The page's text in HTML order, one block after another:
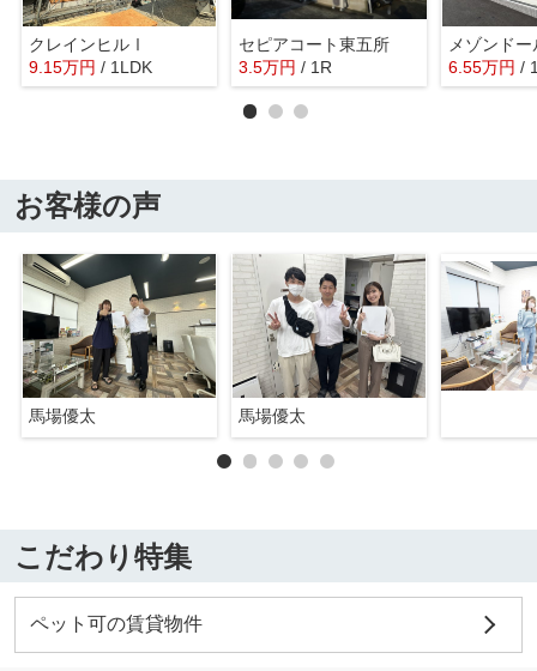
クレインヒルⅠ
9.15万円 / 1LDK
セピアコート東五所
3.5万円 / 1R
メゾンドー
6.55万円 /
お客様の声
馬場優太 馬場優太
こだわり特集
ペット可の賃貸物件